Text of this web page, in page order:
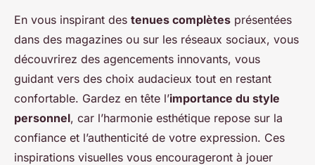
En vous inspirant des tenues complètes présentées
dans des magazines ou sur les réseaux sociaux, vous
découvrirez des agencements innovants, vous
guidant vers des choix audacieux tout en restant
confortable. Gardez en tête l’importance du style
personnel, car l’harmonie esthétique repose sur la
confiance et l’authenticité de votre expression. Ces
inspirations visuelles vous encourageront à jouer